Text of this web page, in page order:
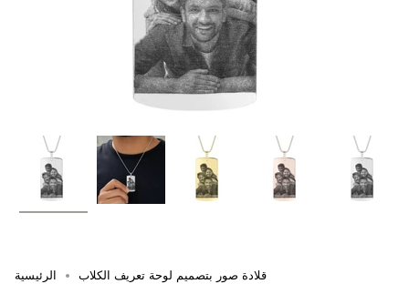
الرئيسية قلادة صور بتصميم لوحة تعريف الكلاب